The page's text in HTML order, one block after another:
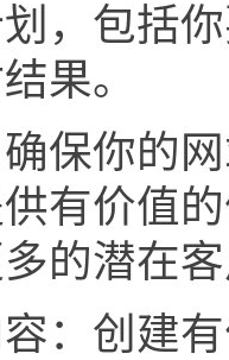
，包括
果。
保你的
有价值
的潜在
：创建